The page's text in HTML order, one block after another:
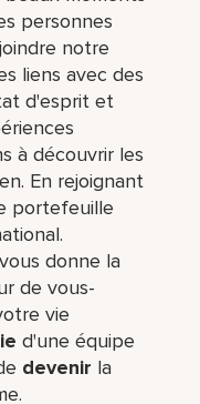
personnes
notre
liens avec des
d'esprit et
à découvrir les
En rejoignant
portefeuille
donne la
de vous-
vie
d'une équipe
devenir la